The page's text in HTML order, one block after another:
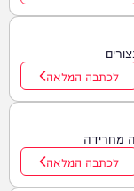
לכתבה המלאה
מחרידה
לכתבה המלאה